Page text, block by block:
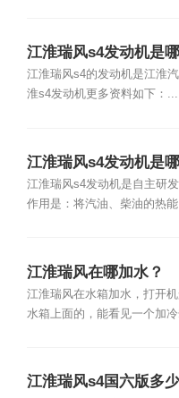
江淮瑞风s4发动机是
江淮瑞风s4的发动机是江淮
淮s4发动机更多资料如下：...
江淮瑞风s4发动机是
江淮瑞风s4发动机是自主研
作用是：将汽油、柴油的热
江淮瑞风在哪加水？
江淮瑞风在水箱加水，打开
水箱上面的，能看见一个加
江淮瑞风s4国六版多